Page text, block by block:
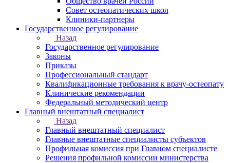
Совет остеопатических школ
Клиники-партнеры
Государственное регулирование
Назад
Государственное регулирование
Законы
Приказы
Профессиональный стандарт
Квалификационные требования к врачу-остеопату
Клинические рекомендации
Федеральный методический центр
Главный внештатный специалист
Назад
Главный внештатный специалист
Главные внештатные специалисты субъектов
Профильная комиссия при Главном специалисте
Решения профильной комиссии министерства